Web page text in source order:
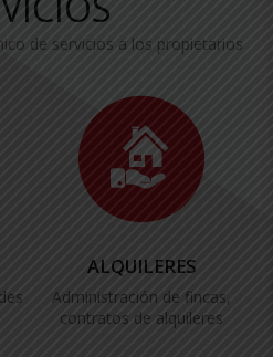
de servicios a los propietarios
ALQUILERES
Administración de fincas,
contratos de alquileres